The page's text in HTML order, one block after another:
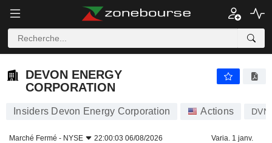
DEVON ENERGY
CORPORATION
Insiders Devon Energy Corporation Actions DVN
Marché Fermé - NYSE 22:00:03 06/08/2026 Varia. 1 janv.